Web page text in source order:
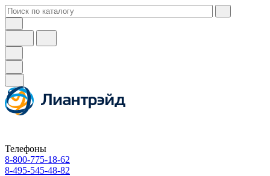
Телефоны
8-800-775-18-62
8-495-545-48-82